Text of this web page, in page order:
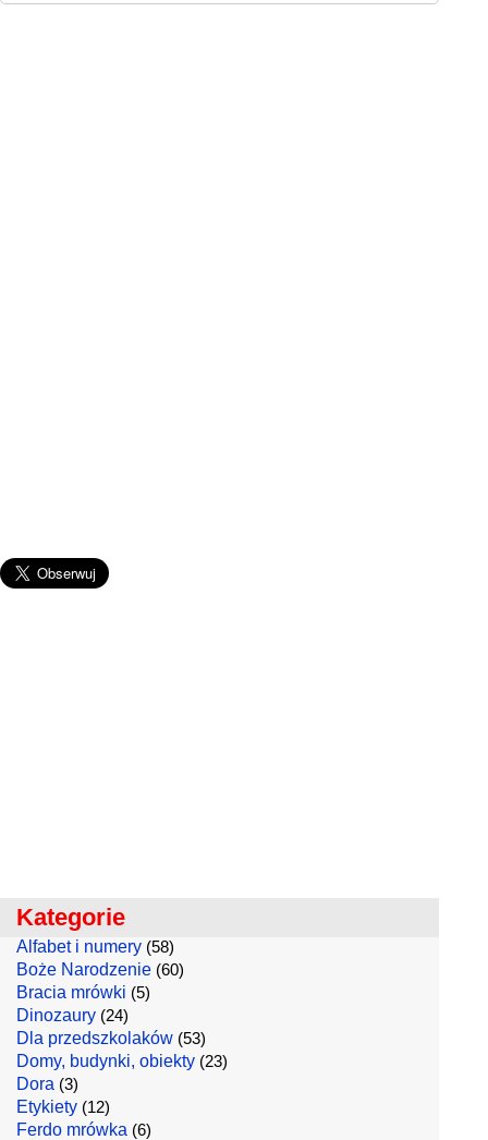
Kategorie
Alfabet i numery (58)
Boże Narodzenie (60)
Bracia mrówki (5)
Dinozaury (24)
Dla przedszkolaków (53)
Domy, budynki, obiekty (23)
Dora (3)
Etykiety (12)
Ferdo mrówka (6)